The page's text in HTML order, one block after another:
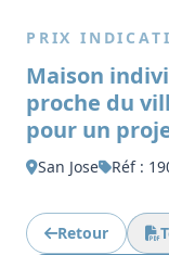
PRIX
Maison
proche du
pour un
San Jose Réf :
Retour